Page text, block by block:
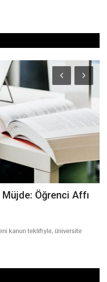
Öğrenci Affı
kanun teklifiyle, üniversite